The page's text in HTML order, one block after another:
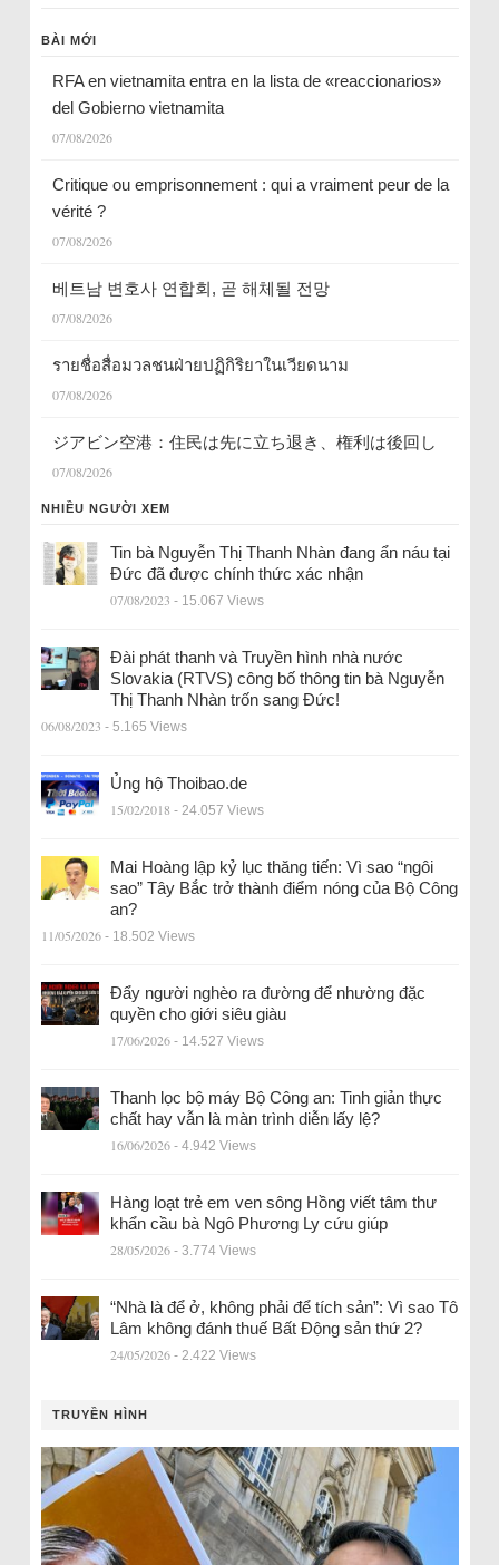
BÀI MỚI
RFA en vietnamita entra en la lista de «reaccionarios»
del Gobierno vietnamita
07/08/2026
Critique ou emprisonnement : qui a vraiment peur de la
vérité ?
07/08/2026
베트남 변호사 연합회, 곧 해체될 전망
07/08/2026
รายชื่อสื่อมวลชนฝ่ายปฏิกิริยาในเวียดนาม
07/08/2026
ジアビン空港：住民は先に立ち退き、権利は後回し
07/08/2026
NHIỀU NGƯỜI XEM
Tin bà Nguyễn Thị Thanh Nhàn đang ẩn náu tại
Đức đã được chính thức xác nhận
07/08/2023 - 15.067 Views
Đài phát thanh và Truyền hình nhà nước
Slovakia (RTVS) công bố thông tin bà Nguyễn
Thị Thanh Nhàn trốn sang Đức!
06/08/2023 - 5.165 Views
Ủng hộ Thoibao.de
15/02/2018 - 24.057 Views
Mai Hoàng lập kỷ lục thăng tiến: Vì sao “ngôi
sao” Tây Bắc trở thành điểm nóng của Bộ Công
an?
11/05/2026 - 18.502 Views
Đẩy người nghèo ra đường để nhường đặc
quyền cho giới siêu giàu
17/06/2026 - 14.527 Views
Thanh lọc bộ máy Bộ Công an: Tinh giản thực
chất hay vẫn là màn trình diễn lấy lệ?
16/06/2026 - 4.942 Views
Hàng loạt trẻ em ven sông Hồng viết tâm thư
khẩn cầu bà Ngô Phương Ly cứu giúp
28/05/2026 - 3.774 Views
“Nhà là để ở, không phải để tích sản”: Vì sao Tô
Lâm không đánh thuế Bất Động sản thứ 2?
24/05/2026 - 2.422 Views
TRUYỀN HÌNH